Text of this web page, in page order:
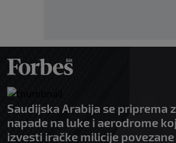
Saudijska Arabija se priprema
napade na luke i aerodrome
izvesti iračke milicije